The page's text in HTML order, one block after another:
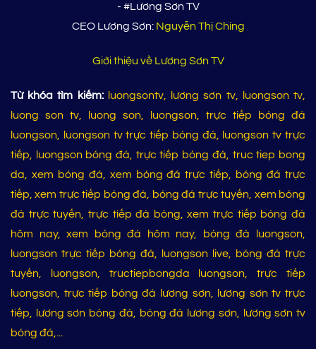
- #Lương Sơn TV
CEO Lương Sơn: Nguyễn Thị Ching
Giới thiệu về Lương Sơn TV
Từ khóa tìm kiếm:
luongsontv, lương sơn tv, luongson tv,
luong son tv, luong son, luongson, trực tiếp bóng đá
luongson, luongson tv trực tiếp bóng đá, luongson tv trực
tiếp, luongson bóng đá, trực tiếp bóng đá, truc tiep bong
da, xem bóng đá, xem bóng đá trực tiếp, bóng đá trực
tiếp, xem trực tiếp bóng đá, bóng đá trực tuyến, xem bóng
đá trực tuyến, trực tiếp đá bóng, xem trực tiếp bóng đá
hôm nay, xem bóng đá hôm nay, bóng đá luongson,
luongson trực tiếp bóng đá, luongson live, bóng đá trực
tuyến, luongson, tructiepbongda luongson, trực tiếp
luongson, trực tiếp bóng đá lương sơn, lương sơn tv trực
tiếp, lương sơn bóng đá, bóng đá lương sơn, lương sơn tv
bóng đá,...